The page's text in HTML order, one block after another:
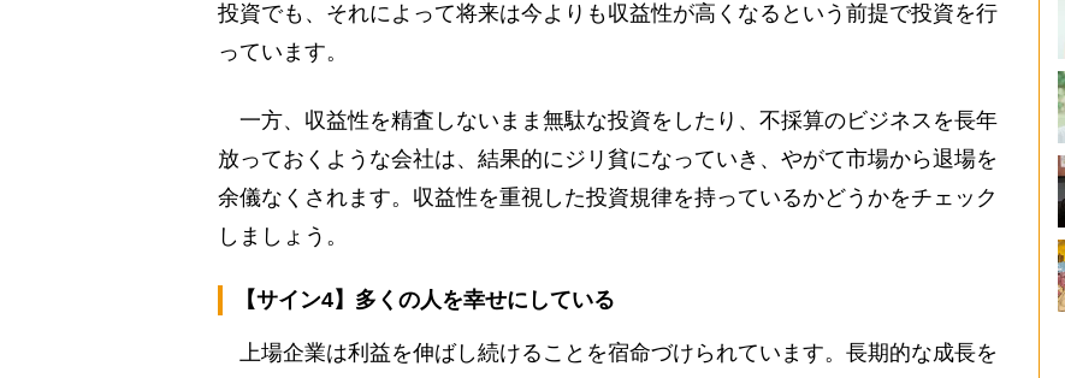
投資でも、それによって将来は今よりも収益性が高くなるという前提で投資を行
っています。
一方、収益性を精査しないまま無駄な投資をしたり、不採算のビジネスを長年
放っておくような会社は、結果的にジリ貧になっていき、やがて市場から退場を
余儀なくされます。収益性を重視した投資規律を持っているかどうかをチェック
しましょう。
【サイン4】多くの人を幸せにしている
上場企業は利益を伸ばし続けることを宿命づけられています。長期的な成長を